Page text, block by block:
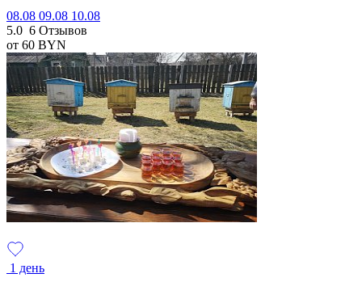
08.08 09.08 10.08
5.0 6 Отзывов
от 60 BYN
1 день